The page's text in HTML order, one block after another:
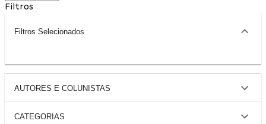
Filtros
Filtros Selecionados
AUTORES E COLUNISTAS
CATEGORIAS